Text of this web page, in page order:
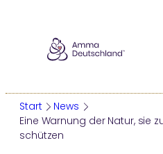
springen
Start
News
Eine Warnung der Natur, sie
schützen